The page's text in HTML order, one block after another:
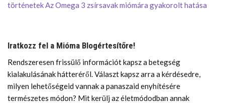
történetekAz Omega 3 zsírsavak miómára gyakorolt hatása
Iratkozz fel a Mióma Blogértesítőre!
Rendszeresen frissülő információt kapsz a betegség
kialakulásának hátteréről. Választ kapsz arra a kérdésedre,
milyen lehetőségeid vannak a panaszaid enyhítésére
természetes módon? Mit kerülj az életmódodban annak